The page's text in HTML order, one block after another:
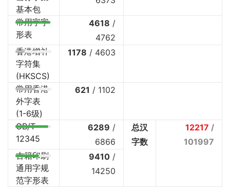
基本包
常用字字
形表
4618 /
4762
香港增补
字符集
(HKSCS)
1178 / 4603
常用香港
外字表
(1-6级)
621 / 1102
GB/T
12345
6289 /
6866
总汉
字数
12217 /
101997
古籍印刷
通用字规
范字形表
9410 /
14250